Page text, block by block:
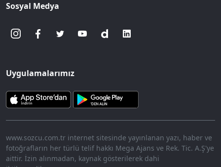
Sosyal Medya
Uygulamalarımız
www.sozcu.com.tr internet sitesinde yayınlanan yazı, haber ve
fotoğrafların her türlü telif hakkı Mega Ajans ve Rek. Tic. A.Ş'ye
aittir. İzin alınmadan, kaynak gösterilerek dahi